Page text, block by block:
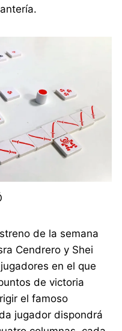
de la semana
Cendrero y Shei
en el que
de victoria
el famoso
jugador dispondrá